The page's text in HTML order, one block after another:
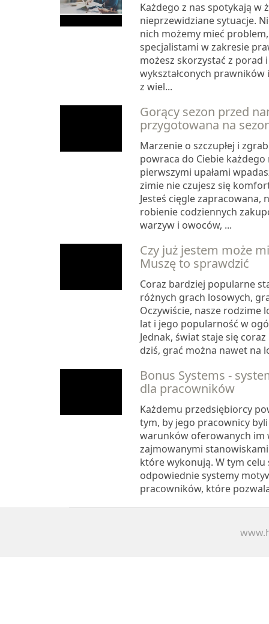
Każdego z nas spotykają w
nieprzewidziane sytuacje.
nich możemy mieć
specjalistami w zakresie
możesz skorzystać z porad i
wykształconych
z wiel...
Gorący sezon przed
przygotowana na
Marzenie o szczupłej i
powraca do Ciebie każdego
pierwszymi upałami
zimie nie czujesz się
Jesteś cięgle zapracowana,
robienie codziennych
warzyw i owoców, ...
Czy już jestem może
Muszę to sprawdzić
Coraz bardziej popularne
różnych grach losowych,
Oczywiście, nasze rodzime
lat i jego popularność w
Jednak, świat staje się
dziś, grać można nawet na
Bonus Systems -
dla pracowników
Każdemu przedsiębiorcy
tym, by jego pracownicy
warunków oferowanych im
zajmowanymi
które wykonują. W tym celu
odpowiednie systemy
pracowników, które